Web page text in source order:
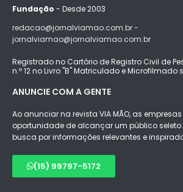
Fundação - Desde 2003
redacao@jornalviamao.com.br -
jornalviamao@jornalviamao.com.br
Registrado no Cartório de Registro Civil de
n.º 12 no Livro "B" Matriculado e Microfilmado
ANUNCIE COM A GENTE
Ao anunciar na revista VIA MÃO, as
oportunidade de alcançar um público seleto
busca por informações relevantes e
(15) 99797-5172